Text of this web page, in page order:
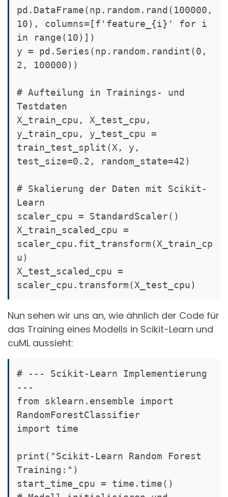
pd.DataFrame(np.random.rand(100000,
10), columns=[f'feature_{i}' for i
in range(10)])
y = pd.Series(np.random.randint(0,
2, 100000))
# Aufteilung in Trainings- und
Testdaten
X_train_cpu, X_test_cpu,
y_train_cpu, y_test_cpu =
train_test_split(X, y,
test_size=0.2, random_state=42)
# Skalierung der Daten mit Scikit-
Learn
scaler_cpu = StandardScaler()
X_train_scaled_cpu =
scaler_cpu.fit_transform(X_train_cp
u)
X_test_scaled_cpu =
Nun sehen wir uns an, wie ähnlich der Code für
das Training eines Modells in Scikit-Learn und
cuML aussieht:
# --- Scikit-Learn Implementierung
---
from sklearn.ensemble import
RandomForestClassifier
import time
print("Scikit-Learn Random Forest
Training:")
start_time_cpu = time.time()